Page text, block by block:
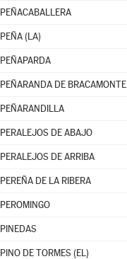
PEÑACABALLERA
PEÑA (LA)
PEÑAPARDA
PEÑARANDA DE BRACAMONTE
PEÑARANDILLA
PERALEJOS DE ABAJO
PERALEJOS DE ARRIBA
PEREÑA DE LA RIBERA
PEROMINGO
PINEDAS
PINO DE TORMES (EL)